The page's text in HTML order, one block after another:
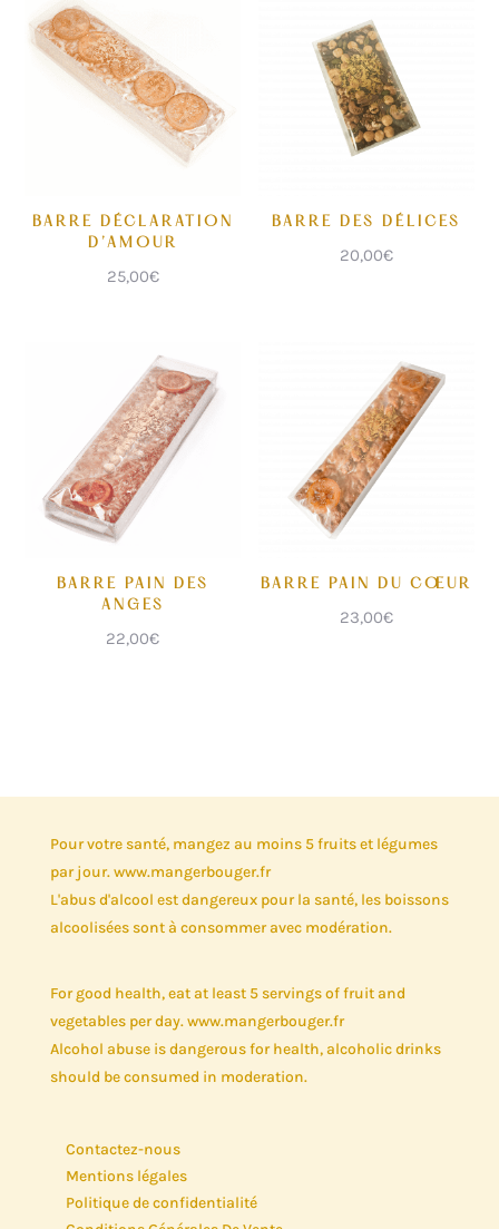
BARRE DÉCLARATION
D’AMOUR
25,00€
BARRE DES DÉLICES
20,00€
BARRE PAIN DES
ANGES
22,00€
BARRE PAIN DU CŒUR
23,00€
Pour votre santé, mangez au moins 5 fruits et légumes
par jour. www.mangerbouger.fr
L'abus d'alcool est dangereux pour la santé, les boissons
alcoolisées sont à consommer avec modération.
For good health, eat at least 5 servings of fruit and
vegetables per day. www.mangerbouger.fr
Alcohol abuse is dangerous for health, alcoholic drinks
should be consumed in moderation.
Contactez-nous
Mentions légales
Politique de confidentialité